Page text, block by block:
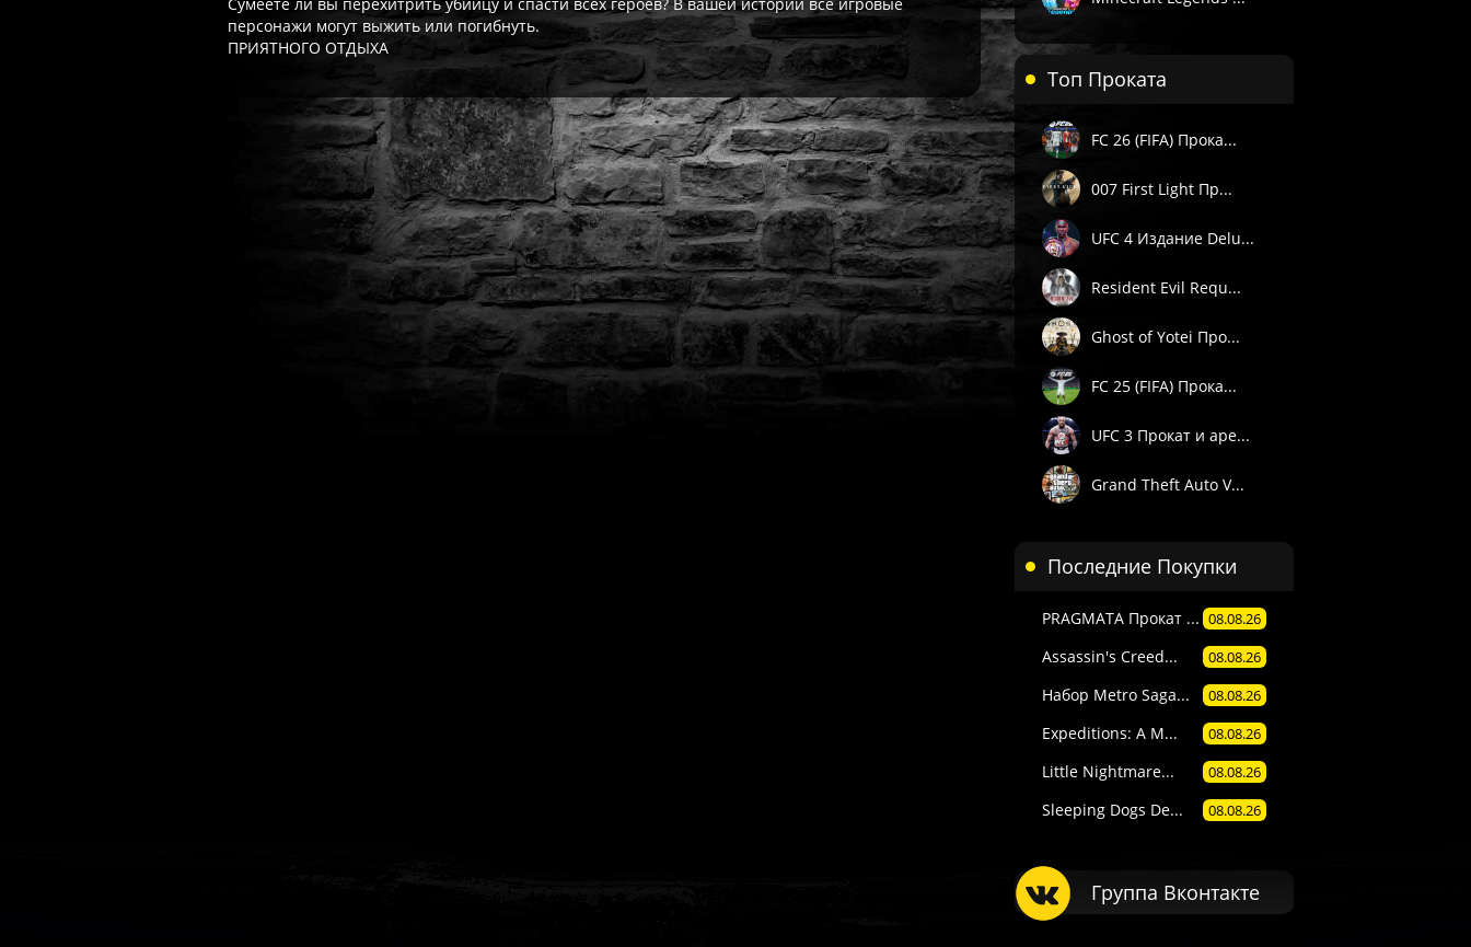
персонажи могут выжить или погибнуть.
ПРИЯТНОГО ОТДЫХА
Часто спрашивают
Когда я получу доступ к игре?Прокат выдаётся автоматически сразу после оплаты. Активации (П3, П1) — вручную в течение 3 часов в рабочее время
Работает ли русский язык?Если локализация игры для PlayStation существует — она будет в игре. Подробности смотрите в описании товара.
Что если игра не запускается?Свяжитесь с нашей поддержкой — поможем решить проблему. На все товары даётся гарантия.
Есть ли поддержка после покупки?Да, наша поддержка работает ежедневно с 08:00 до 22:00 МСК. Пишите через сайт, VK или Telegram.
Топ Проката
FC 26 (FIFA) Прока...
007 First Light Пр...
UFC 4 Издание Delu...
Resident Evil Requ...
Ghost of Yotei Про...
FC 25 (FIFA) Прока...
UFC 3 Прокат и аре...
Grand Theft Auto V...
Последние Покупки
PRAGMATA Прокат ... 08.08.26
Assassin's Creed... 08.08.26
Набор Metro Saga... 08.08.26
Expeditions: A M... 08.08.26
Little Nightmare... 08.08.26
Sleeping Dogs De... 08.08.26
Группа Вконтакте